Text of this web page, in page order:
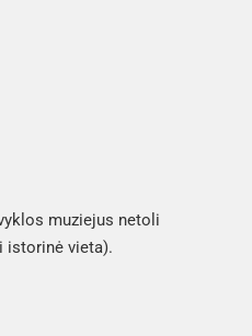
muziejus netoli
istorinė vieta).